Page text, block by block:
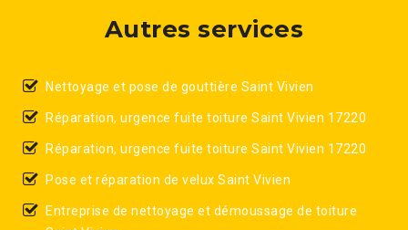
Autres services
Nettoyage et pose de gouttière Saint Vivien
Réparation, urgence fuite toiture Saint Vivien 17220
Réparation, urgence fuite toiture Saint Vivien 17220
Pose et réparation de velux Saint Vivien
Entreprise de nettoyage et démoussage de toiture